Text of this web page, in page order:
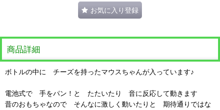
お気に入り登録
商品詳細
ボトルの中に チーズを持ったマウスちゃんが入っています♪
電池式で 手をパン！と たたいたり 音に反応して動きます
昔のおもちゃなので そんなに激しく動いたりと 期待通りではな